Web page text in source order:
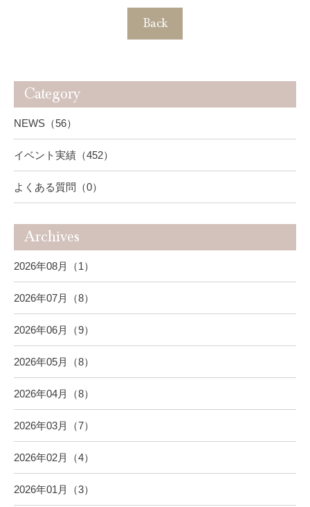
Back
Category
NEWS（56）
イベント実績（452）
よくある質問（0）
Archives
2026年08月（1）
2026年07月（8）
2026年06月（9）
2026年05月（8）
2026年04月（8）
2026年03月（7）
2026年02月（4）
2026年01月（3）